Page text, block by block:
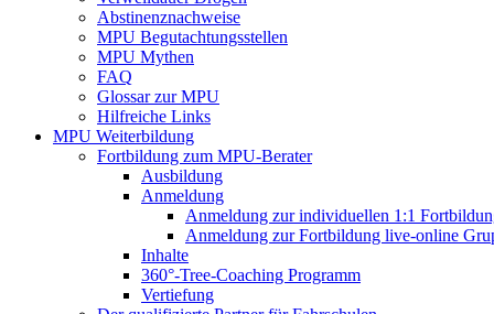
Abstinenznachweise
MPU Begutachtungsstellen
MPU Mythen
FAQ
Glossar zur MPU
Hilfreiche Links
MPU Weiterbildung
Fortbildung zum MPU-Berater
Ausbildung
Anmeldung
Anmeldung zur individuellen 1:1
Anmeldung zur Fortbildung live-online
Inhalte
360°-Tree-Coaching Programm
Vertiefung